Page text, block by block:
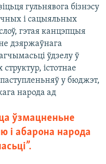
гульнявога бізнэсу
і сацыяльных
гэтая канцэпцыя
дзяржаўнага
ўдзелу ў
істотнае
у бюджэт,
народа ад
ўзмацненьне
і абарона народа